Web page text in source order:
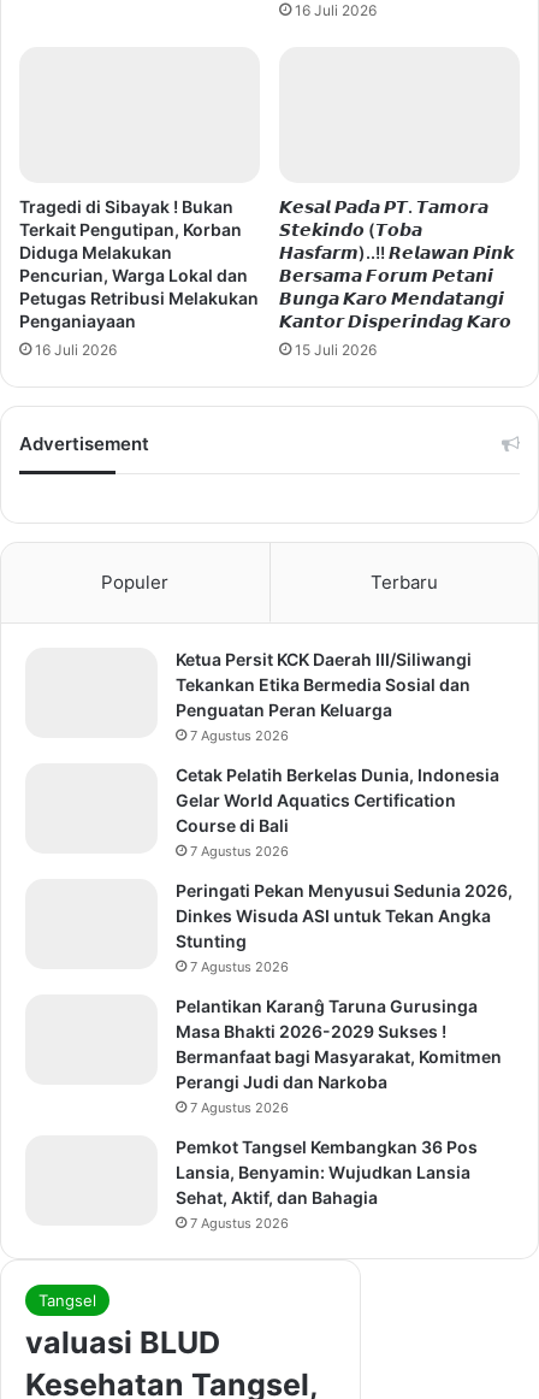
16 Juli 2026
Tragedi di Sibayak ! Bukan
Terkait Pengutipan, Korban
Diduga Melakukan
Pencurian, Warga Lokal dan
Petugas Retribusi Melakukan
Penganiayaan
16 Juli 2026
𝙆𝙚𝙨𝙖𝙡 𝙋𝙖𝙙𝙖 𝙋𝙏. 𝙏𝙖𝙢𝙤𝙧𝙖
𝙎𝙩𝙚𝙠𝙞𝙣𝙙𝙤 (𝙏𝙤𝙗𝙖
𝙃𝙖𝙨𝙛𝙖𝙧𝙢)..!! 𝙍𝙚𝙡𝙖𝙬𝙖𝙣 𝙋𝙞𝙣𝙠
𝘽𝙚𝙧𝙨𝙖𝙢𝙖 𝙁𝙤𝙧𝙪𝙢 𝙋𝙚𝙩𝙖𝙣𝙞
𝘽𝙪𝙣𝙜𝙖 𝙆𝙖𝙧𝙤 𝙈𝙚𝙣𝙙𝙖𝙩𝙖𝙣𝙜𝙞
𝙆𝙖𝙣𝙩𝙤𝙧 𝘿𝙞𝙨𝙥𝙚𝙧𝙞𝙣𝙙𝙖𝙜 𝙆𝙖𝙧𝙤
15 Juli 2026
Advertisement
Populer Terbaru
Ketua Persit KCK Daerah III/Siliwangi
Tekankan Etika Bermedia Sosial dan
Penguatan Peran Keluarga
7 Agustus 2026
Cetak Pelatih Berkelas Dunia, Indonesia
Gelar World Aquatics Certification
Course di Bali
7 Agustus 2026
Peringati Pekan Menyusui Sedunia 2026,
Dinkes Wisuda ASI untuk Tekan Angka
Stunting
7 Agustus 2026
Pelantikan Karanĝ Taruna Gurusinga
Masa Bhakti 2026-2029 Sukses !
Bermanfaat bagi Masyarakat, Komitmen
Perangi Judi dan Narkoba
7 Agustus 2026
Pemkot Tangsel Kembangkan 36 Pos
Lansia, Benyamin: Wujudkan Lansia
Sehat, Aktif, dan Bahagia
7 Agustus 2026